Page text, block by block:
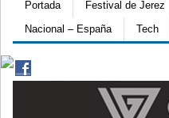
Portada Festival de Jerez
Nacional – España
Tech